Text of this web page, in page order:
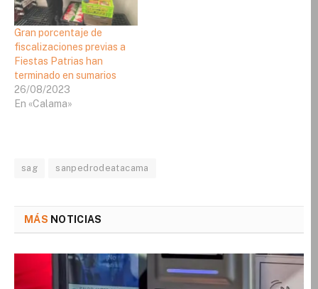
Gran porcentaje de
fiscalizaciones previas a
Fiestas Patrias han
terminado en sumarios
26/08/2023
En «Calama»
sag sanpedrodeatacama
MÁS NOTICIAS